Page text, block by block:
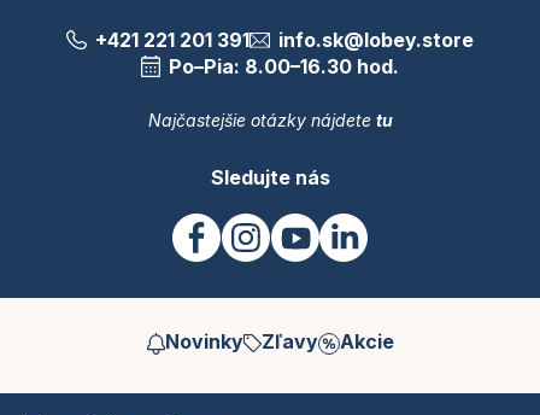
+421 221 201 391
info.sk@lobey.store
Po–Pia: 8.00–16.30 hod.
Najčastejšie otázky nájdete tu
Sledujte nás
Novinky Zľavy Akcie